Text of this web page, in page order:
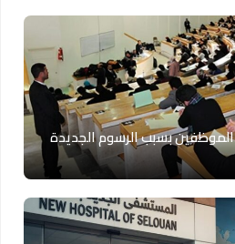
بسبب الرسوم الجديدة